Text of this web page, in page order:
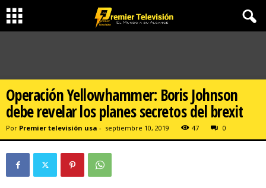
Operación Yellowhammer: Boris Johnson
debe revelar los planes secretos del brexit
Por Premier televisión usa - septiembre 10, 2019 47 0